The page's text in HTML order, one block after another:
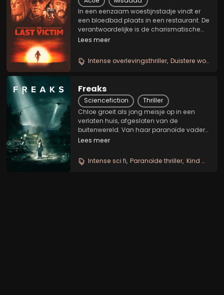
In een eenzaam woestijnstadje vindt er
een bloedbad plaats in een restaurant. De
verantwoordelijke is de charismatische
ideoloog Jake en zijn vreemde bende
natuurreservaat willen ze de lijken
voorgoed laten...
Lees meer
Intense overlevingsthriller Duistere woestijn neo western
Freaks
Sciencefiction
Thriller
Chloe groeit als jong meisje op in een
verlaten huis, afgesloten van de
buitenwereld. Van haar paranoïde vader
mag ze nooit naar buiten, omdat 'de bad
blijft Chloe gefascineerd over de wereld
en uiteindelijk...
Lees meer
Intense sci fi Paranoïde thriller Kind met gaven